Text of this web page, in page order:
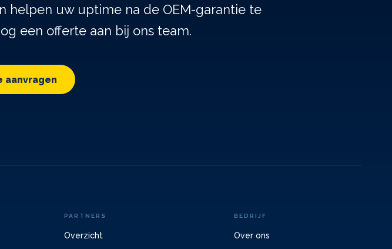
helpen uw uptime na de OEM-garantie te
een offerte aan bij ons team.
aanvragen
PARTNERS
Overzicht
BEDRIJF
Over ons